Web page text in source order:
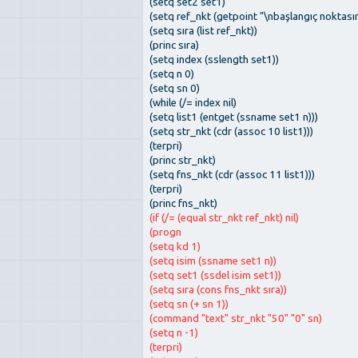
(setq ref_nkt (getpoint "\nbaşlangıç
(setq sıra (list ref_nkt))
(princ sıra)
(setq index (sslength set1))
(setq n 0)
(setq sn 0)
(while (/= index nil)
(setq list1 (entget (ssname set1 n)))
(setq str_nkt (cdr (assoc 10 list1)))
(terpri)
(princ str_nkt)
(setq fns_nkt (cdr (assoc 11 list1)))
(terpri)
(princ fns_nkt)
(if (/= (equal str_nkt ref_nkt) nil)
(progn
(setq kd 1)
(setq isim (ssname set1 n))
(setq set1 (ssdel isim set1))
(setq sıra (cons fns_nkt sıra))
(setq sn (+ sn 1))
(command "text" str_nkt "50" "0" sn)
(setq n -1)
(terpri)